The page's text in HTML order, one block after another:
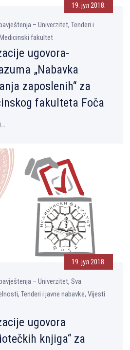
19. јул 2018.
– Univerzitet, Tenderi i
fakultet
ugovora-
„Nabavka
zaposlenih“ za
fakulteta Foča
19. јул 2018.
– Univerzitet, Sva
Tenderi i javne nabavke, Vijesti
ugovora
knjiga“ za